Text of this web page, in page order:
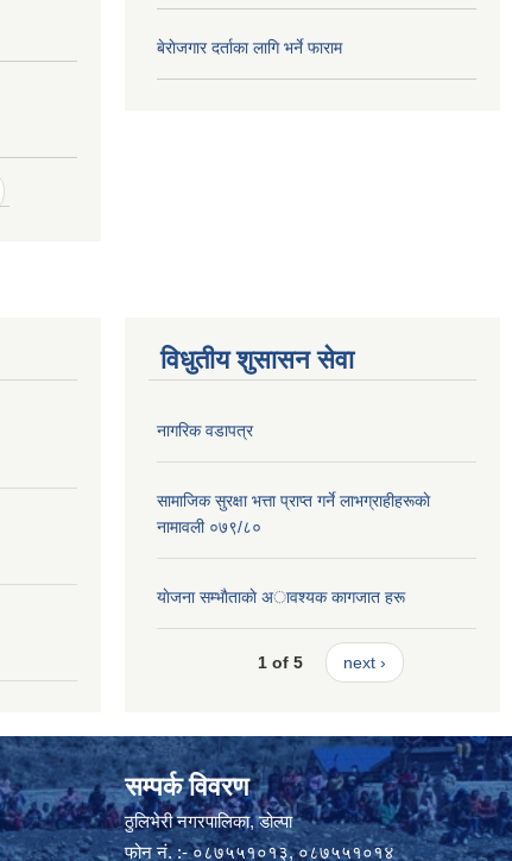
बेराेजगार दर्ताका लागि भर्ने फाराम
विधुतीय शुसासन सेवा
नागरिक वडापत्र
सामाजिक सुरक्षा भत्ता प्राप्त गर्ने लाभग्राहीहरूकाे
नामावली ०७९/८०
याेजना सम्भाैताकाे अावश्यक कागजात हरू
1 of 5 next ›
सम्पर्क विवरण
ठुलिभेरी नगरपालिका, डोल्पा
फोन नं. :- ०८७५५१०१३, ०८७५५१०१४